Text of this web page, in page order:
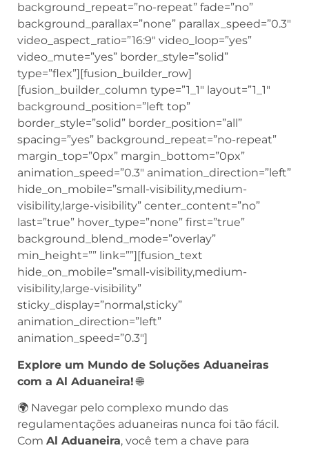
background_repeat=”no-repeat” fade=”no”
background_parallax=”none” parallax_speed=”0.3″
video_aspect_ratio=”16:9″ video_loop=”yes”
video_mute=”yes” border_style=”solid”
type=”flex”][fusion_builder_row]
[fusion_builder_column type=”1_1″ layout=”1_1″
background_position=”left top”
border_style=”solid” border_position=”all”
spacing=”yes” background_repeat=”no-repeat”
margin_top=”0px” margin_bottom=”0px”
animation_speed=”0.3″ animation_direction=”left”
hide_on_mobile=”small-visibility,medium-
visibility,large-visibility” center_content=”no”
last=”true” hover_type=”none” first=”true”
background_blend_mode=”overlay”
min_height=”” link=””][fusion_text
hide_on_mobile=”small-visibility,medium-
visibility,large-visibility”
sticky_display=”normal,sticky”
animation_direction=”left”
animation_speed=”0.3″]
Explore um Mundo de Soluções Aduaneiras
com a Al Aduaneira!🌐
🌍 Navegar pelo complexo mundo das
regulamentações aduaneiras nunca foi tão fácil.
Com Al Aduaneira, você tem a chave para